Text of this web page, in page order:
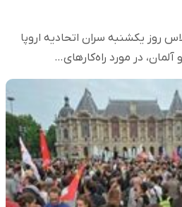
روز یکشنبه سران اتحادیه اروپا
در مورد راه‌کارهای…